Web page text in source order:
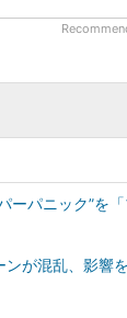
ーパニック”を
が混乱、影響